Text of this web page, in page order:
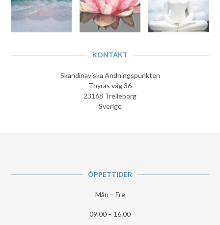
KONTAKT
Skandinaviska Andningspunkten
Thyras väg 36
23168 Trelleborg
Sverige
ÖPPETTIDER
Mån – Fre
09.00 – 16.00